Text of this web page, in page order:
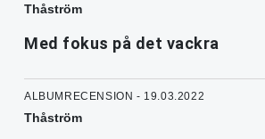
Thåström
Med fokus på det vackra
ALBUMRECENSION - 19.03.2022
Thåström